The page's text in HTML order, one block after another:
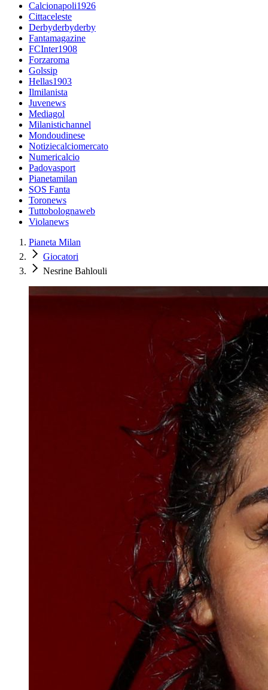
Calcionapoli1926
Cittaceleste
Derbyderbyderby
Fantamagazine
FCInter1908
Forzaroma
Golssip
Hellas1903
Ilmilanista
Juvenews
Mediagol
Milanistichannel
Mondoudinese
Notiziecalciomercato
Numericalcio
Padovasport
Pianetamilan
SOS Fanta
Toronews
Tuttobolognaweb
Violanews
Pianeta Milan
Giocatori
Nesrine Bahlouli